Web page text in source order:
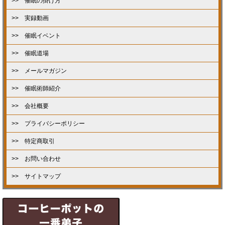
>> 実録動画
>> 催眠イベント
>> 催眠道場
>> メールマガジン
>> 催眠術師紹介
>> 会社概要
>> プライバシーポリシー
>> 特定商取引
>> お問い合わせ
>> サイトマップ